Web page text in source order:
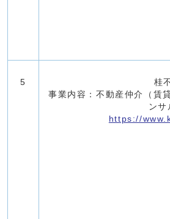
5
桂
事業内容：不動産仲介（賃
ンサ
https://